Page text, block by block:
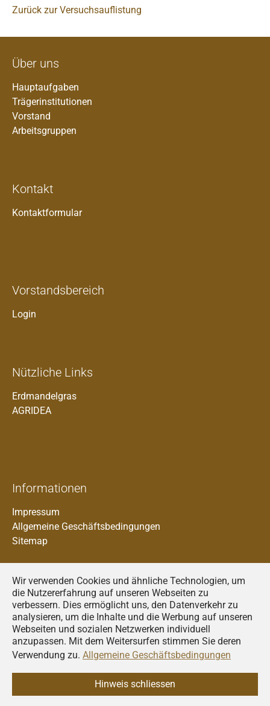
Wir verwenden Cookies und ähnliche Technologien, um
die Nutzererfahrung auf unseren Webseiten zu
verbessern. Dies ermöglicht uns, den Datenverkehr zu
analysieren, um die Inhalte und die Werbung auf unseren
Webseiten und sozialen Netzwerken individuell
anzupassen. Mit dem Weitersurfen stimmen Sie deren
Verwendung zu. Allgemeine Geschäftsbedingungen
Hinweis schliessen
Zurück zur Versuchsauflistung
Über uns
Hauptaufgaben
Trägerinstitutionen
Vorstand
Arbeitsgruppen
Kontakt
Kontaktformular
Vorstandsbereich
Login
Nützliche Links
Erdmandelgras
AGRIDEA
Informationen
Impressum
Allgemeine Geschäftsbedingungen
Sitemap
Francais
Deutsch
Italiano